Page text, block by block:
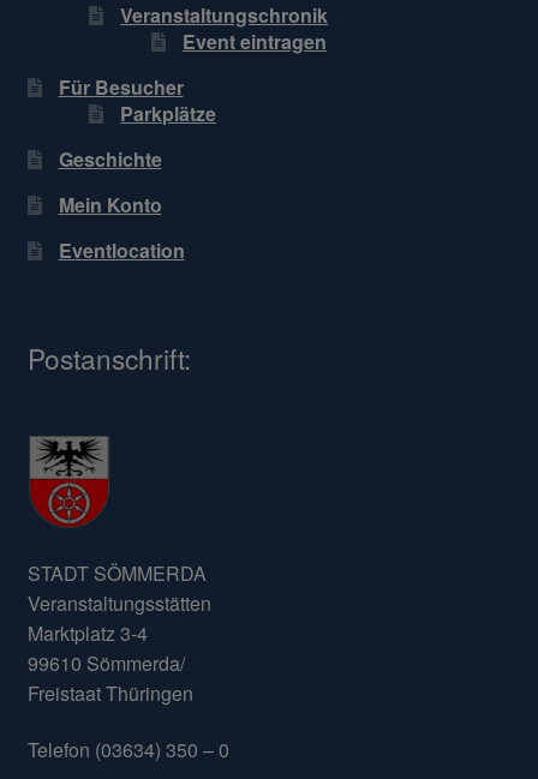
Veranstaltungschronik
Event eintragen
Für Besucher
Parkplätze
Geschichte
Mein Konto
Eventlocation
Postanschrift:
STADT SÖMMERDA
Veranstaltungsstätten
Marktplatz 3-4
99610 Sömmerda/
Freistaat Thüringen
Telefon (03634) 350 – 0